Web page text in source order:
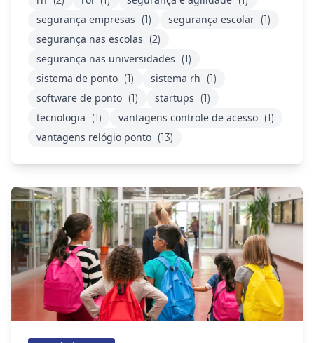
segurança empresas (1) segurança escolar (1)
segurança nas escolas (2)
segurança nas universidades (1)
sistema de ponto (1) sistema rh (1)
software de ponto (1) startups (1)
tecnologia (1) vantagens controle de acesso (1)
vantagens relógio ponto (13)